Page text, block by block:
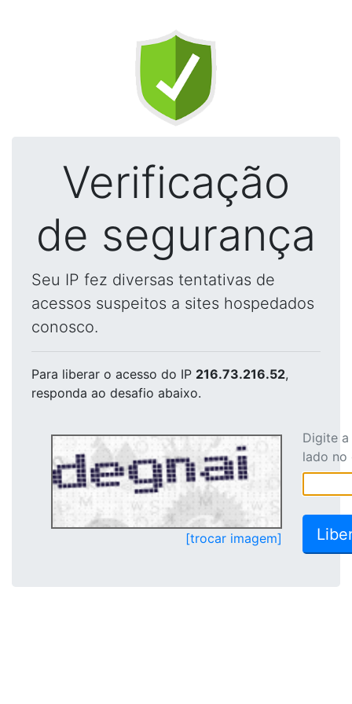
Verificação
de segurança
Seu IP fez diversas tentativas de
acessos suspeitos a sites hospedados
conosco.
Para liberar o acesso do IP 216.73.216.52,
responda ao desafio abaixo.
[trocar imagem]
Digite
lado no